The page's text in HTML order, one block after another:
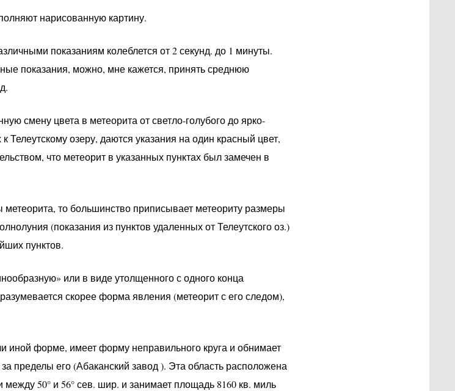
нарисованную картину.
показаниям колеблется от 2 секунд. до 1 минуты.
показания, можно, мне кажется, принять среднюю
смену цвета в метеорита от светло-голубого до ярко-
Телеутскому озеру, даются указания на один красный цвет,
что метеорит в указанных пунктах был замечен в
то большинство приписывает метеориту размеры
(показания из пунктов удаленных от Телеутского оз.)
пунктов.
или в виде утолщенного с одного конца
скорее форма явления (метеорит с его следом),
иной форме, имеет форму неправильного круга и обнимает
пределы его (Абаканский завод ). Эта область расположена
между 50° и 56° сев. шир. и занимает площадь 8160 кв. миль